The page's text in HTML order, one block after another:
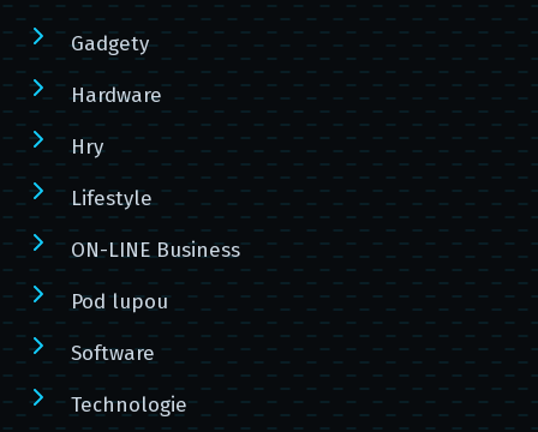
Gadgety
Hardware
Hry
Lifestyle
ON-LINE Business
Pod lupou
Software
Technologie